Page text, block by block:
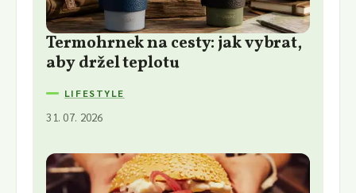
Termohrnek na cesty: jak vybrat,
aby držel teplotu
LIFESTYLE
31. 07. 2026